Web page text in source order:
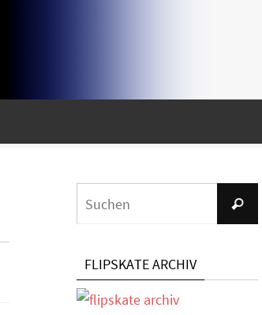
FLIPSKATE ARCHIV